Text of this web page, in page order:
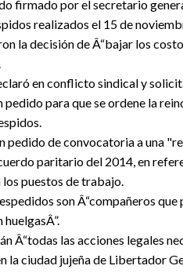
firmado por el secretario
realizados el 15 de
la decisión de Â“bajar los
en conflicto sindical y
pedido para que se ordene la
pedido de convocatoria a una
paritario del 2014, en
puestos de trabajo.
son Â“compañeros
Â“todas las acciones legales
la ciudad jujeña de Libertador